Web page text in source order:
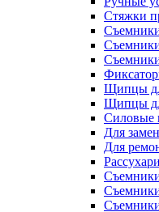
Стяжки
Съемники
Щипцы
Щипцы
Силовые
Для
Для